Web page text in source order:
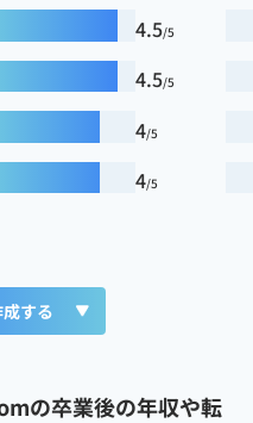
4.5/5
4.5/5
4/5
4/5
する
の卒業後の年収や転